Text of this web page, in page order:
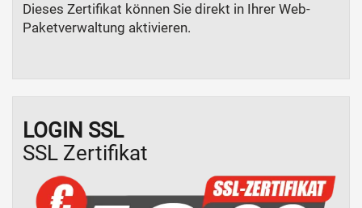
Dieses Zertifikat können Sie direkt in Ihrer Web-
Paketverwaltung aktivieren.
LOGIN SSL
SSL Zertifikat